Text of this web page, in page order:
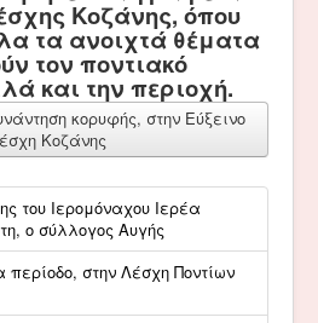
Κοζάνης, όπου
τα ανοιχτά θέματα
τον ποντιακό
και την περιοχή.
κορυφής, στην Εύξεινο
Κοζάνης
του Ιερομόναχου Ιερέα
ο σύλλογος Αυγής
στην Λέσχη Ποντίων